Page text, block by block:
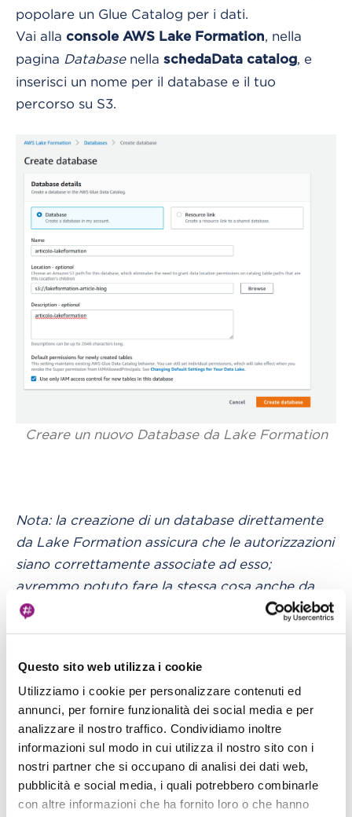
Questo sito web utilizza i cookie
Utilizziamo i cookie per personalizzare contenuti ed
annunci, per fornire funzionalità dei social media e per
analizzare il nostro traffico. Condividiamo inoltre
informazioni sul modo in cui utilizza il nostro sito con i
nostri partner che si occupano di analisi dei dati web,
pubblicità e social media, i quali potrebbero combinarle
con altre informazioni che ha fornito loro o che hanno
popolare un Glue Catalog per i dati.
Vai alla console AWS Lake Formation, nella
pagina Databasenella scheda Data catalog, e
inserisci un nome per il database e il tuo
percorso su S3.
Creare un nuovo Database da Lake Formation
Nota: la creazione di un database direttamente
da Lake Formation assicura che le autorizzazioni
siano correttamente associate ad esso;
avremmo potuto fare la stessa cosa anche da
AWS Glue, ma avremmo avuto bisogno di uno
sforzo aggiuntivo per modificare le
Dopo che il database è stato creato, abbiamo
bisogno di creare un Glue Catalog, che è un
metastore contenente lo schema (schema-on-
read) dei dati salvati su S3 (di solito come file
parquet).
Avere uno schema Glue ènecessario per